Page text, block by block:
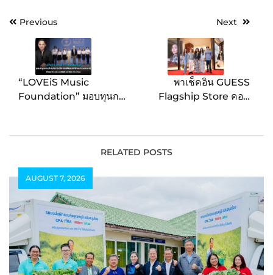
PostPrevious
“LOVEiS Music
Foundation” มอบทุนการ
ดุริยางคศิลป์ มหาวิทยาลัย
Next
พาเช็คอิน GUESS
Flagship Store คอน
เวิลด์
RELATED POSTS
AUGUST 7, 2026